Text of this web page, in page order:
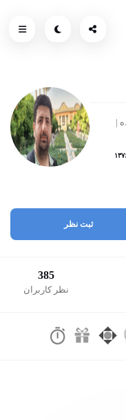
|
ثبت نظر
385
نظر کاربران